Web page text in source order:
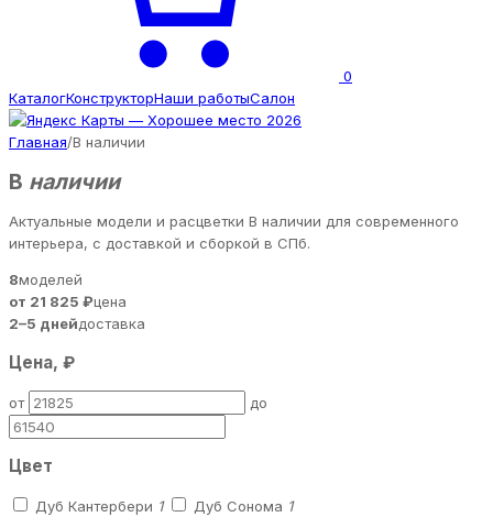
0
КаталогКонструкторНаши работыСалон
Главная/В наличии
В наличии
Актуальные модели и расцветки В наличии для современного
интерьера, с доставкой и сборкой в СПб.
8моделей
от 21 825 ₽цена
2–5 днейдоставка
Цена, ₽
от до
Цвет
Дуб Кантербери 1 Дуб Сонома 1